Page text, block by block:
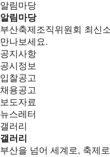
알림마당
알림마당
부산축제조직위원회 최신
만나보세요.
공지사항
공시정보
입찰공고
채용공고
보도자료
뉴스레터
갤러리
갤러리
부산을 넘어 세계로, 축제